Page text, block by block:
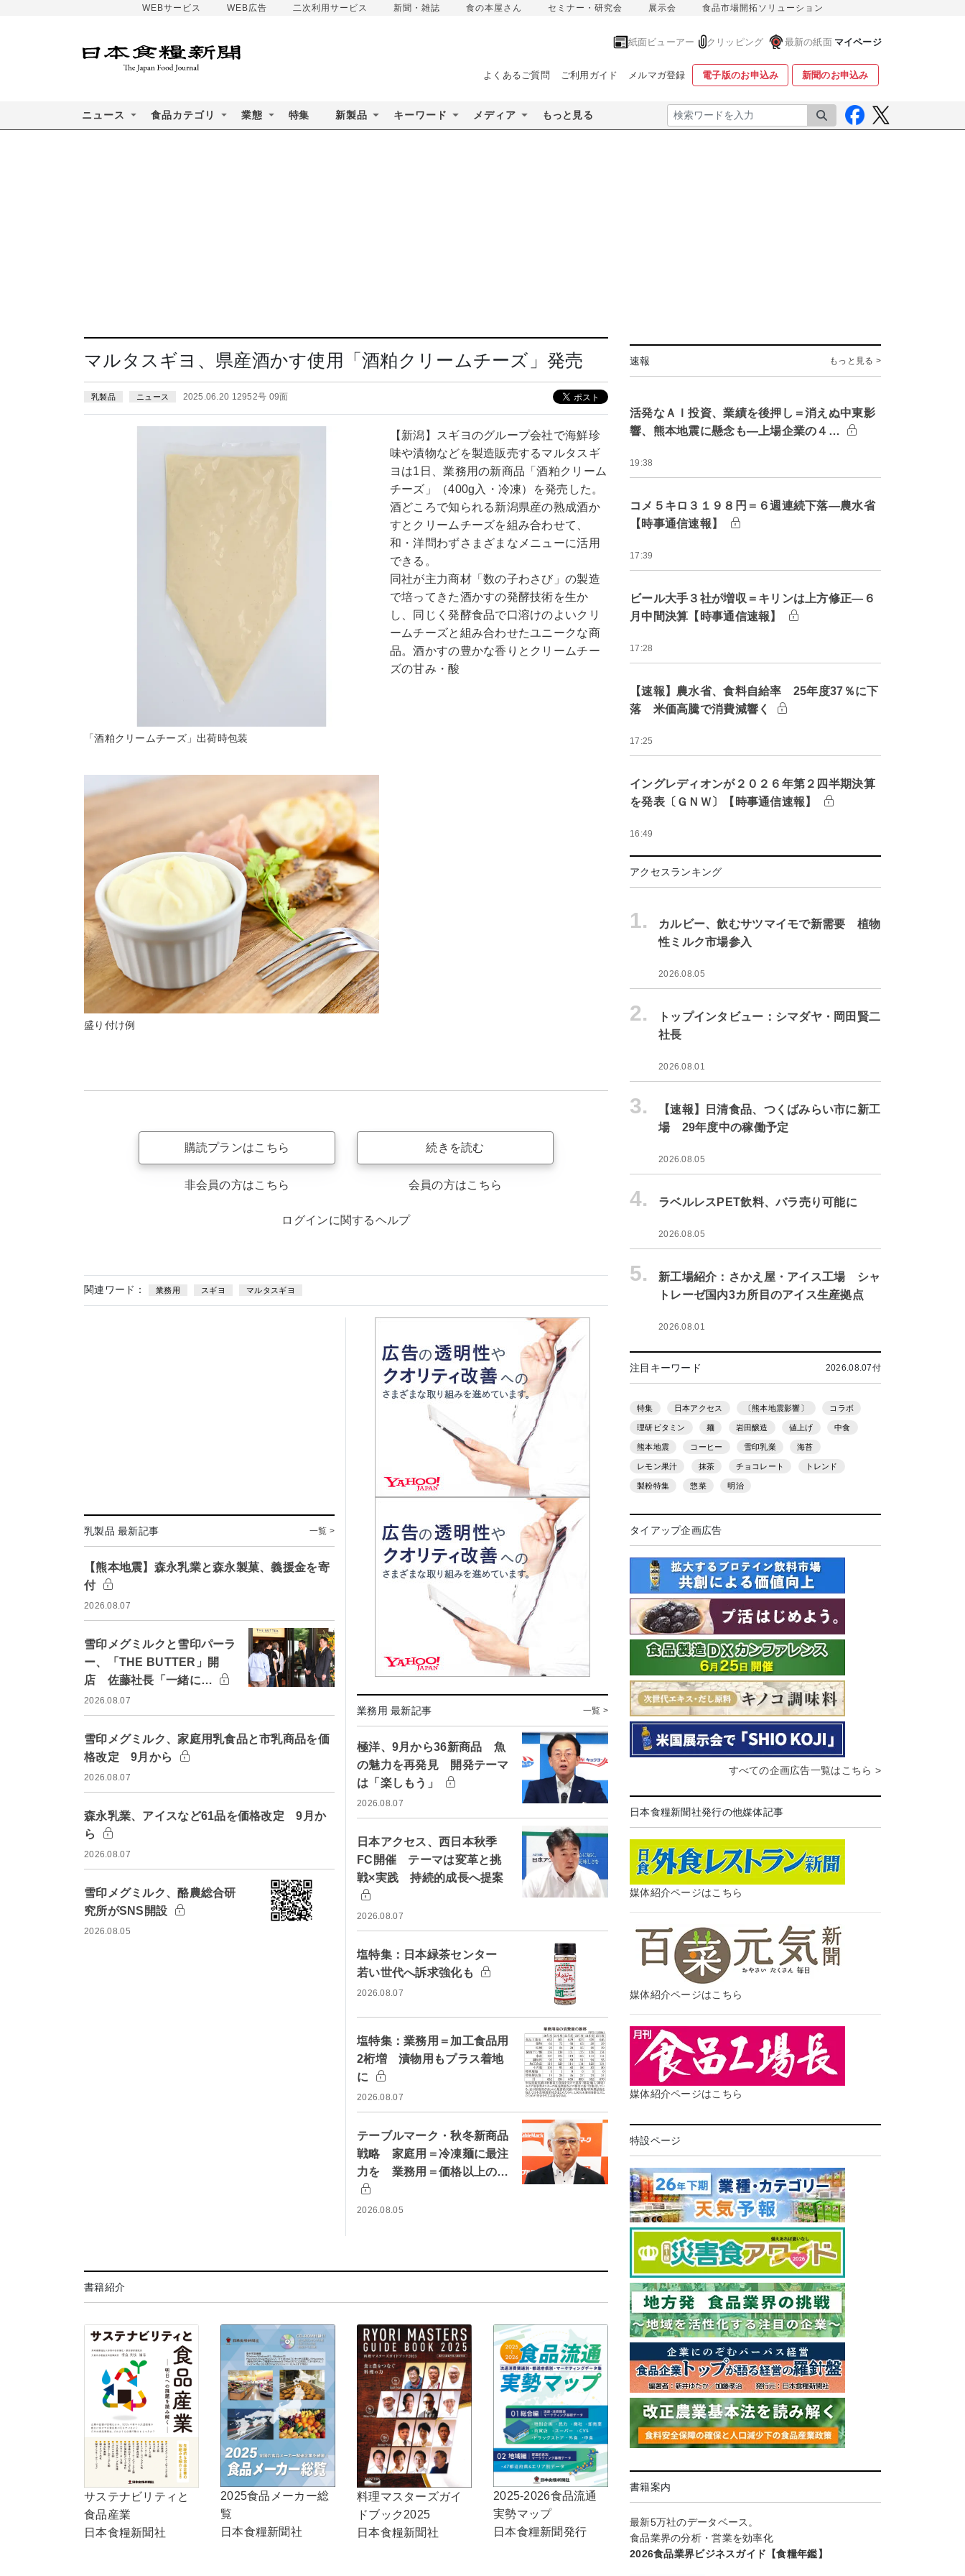
WEBサービス WEB広告 二次利用サービス 新聞・雑誌 食の本屋さん セミナー・研究会 展示会 食品市場開拓ソリューション
紙面ビューアー クリッピング 最新の紙面 マイページ
よくあるご質問 ご利用ガイド メルマガ登録 電子版のお申込み 新聞のお申込み
ニュース 食品カテゴリ 業態 特集 新製品 キーワード メディア もっと見る 検索
マルタスギヨ、県産酒かす使用「酒粕クリームチーズ」発売
乳製品 ニュース 2025.06.20 12952号 09面
「酒粕クリームチーズ」出荷時包装
盛り付け例
【新潟】スギヨのグループ会社で海鮮珍
味や漬物などを製造販売するマルタスギ
ヨは1日、業務用の新商品「酒粕クリーム
チーズ」（400g入・冷凍）を発売した。
酒どころで知られる新潟県産の熟成酒か
すとクリームチーズを組み合わせて、
和・洋問わずさまざまなメニューに活用
できる。
同社が主力商材「数の子わさび」の製造
で培ってきた酒かすの発酵技術を生か
し、同じく発酵食品で口溶けのよいクリ
ームチーズと組み合わせたユニークな商
品。酒かすの豊かな香りとクリームチー
ズの甘み・酸
購読プランはこちら
非会員の方はこちら
続きを読む
会員の方はこちら
ログインに関するヘルプ
関連ワード： 業務用 スギヨ マルタスギヨ
乳製品 最新記事 一覧 >
【熊本地震】森永乳業と森永製菓、義援金を寄
付
2026.08.07
雪印メグミルクと雪印パーラ
ー、「THE BUTTER」開
店 佐藤社長「一緒に…
2026.08.07
雪印メグミルク、家庭用乳食品と市乳商品を価
格改定 9月から
2026.08.07
森永乳業、アイスなど61品を価格改定 9月か
ら
2026.08.07
雪印メグミルク、酪農総合研
究所がSNS開設
2026.08.05
業務用 最新記事 一覧 >
極洋、9月から36新商品 魚
の魅力を再発見 開発テーマ
は「楽しもう」
2026.08.07
日本アクセス、西日本秋季
FC開催 テーマは変革と挑
戦×実践 持続的成長へ提案
2026.08.07
塩特集：日本緑茶センター
若い世代へ訴求強化も
2026.08.07
塩特集：業務用＝加工食品用
2桁増 漬物用もプラス着地
に
2026.08.07
テーブルマーク・秋冬新商品
戦略 家庭用＝冷凍麺に最注
力を 業務用＝価格以上の…
2026.08.05
書籍紹介
サステナビリティと
食品産業
日本食糧新聞社
2025食品メーカー総
覧
日本食糧新聞社
料理マスターズガイ
ドブック2025
日本食糧新聞社
2025-2026食品流通
実勢マップ
日本食糧新聞発行
速報 もっと見る >
活発なＡＩ投資、業績を後押し＝消えぬ中東影
響、熊本地震に懸念も―上場企業の４…
19:38
コメ５キロ３１９８円＝６週連続下落―農水省
【時事通信速報】
17:39
ビール大手３社が増収＝キリンは上方修正―６
月中間決算【時事通信速報】
17:28
【速報】農水省、食料自給率 25年度37％に下
落 米価高騰で消費減響く
17:25
イングレディオンが２０２６年第２四半期決算
を発表〔ＧＮＷ〕【時事通信速報】
16:49
アクセスランキング
1.
カルビー、飲むサツマイモで新需要 植物
性ミルク市場参入
2026.08.05
2.
トップインタビュー：シマダヤ・岡田賢二
社長
2026.08.01
3.
【速報】日清食品、つくばみらい市に新工
場 29年度中の稼働予定
2026.08.05
4. ラベルレスPET飲料、バラ売り可能に
2026.08.05
5.
新工場紹介：さかえ屋・アイス工場 シャ
トレーゼ国内3カ所目のアイス生産拠点
2026.08.01
注目キーワード 2026.08.07付
特集 日本アクセス 〔熊本地震影響〕 コラボ
理研ビタミン 麺 岩田醸造 値上げ 中食
熊本地震 コーヒー 雪印乳業 海苔
レモン果汁 抹茶 チョコレート トレンド
製粉特集 惣菜 明治
タイアップ企画広告
すべての企画広告一覧はこちら >
日本食糧新聞社発行の他媒体記事
媒体紹介ページはこちら
媒体紹介ページはこちら
媒体紹介ページはこちら
特設ページ
書籍案内
最新5万社のデータベース。
食品業界の分析・営業を効率化
2026食品業界ビジネスガイド【食糧年鑑】